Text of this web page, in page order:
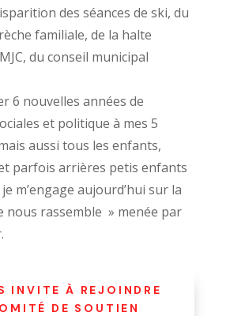
des séances de ski, du
familiale, de la halte
du conseil municipal
6 nouvelles années de
et politique à mes 5
aussi tous les enfants,
parfois arrières petis enfants
m’engage aujourd’hui sur la
nous rassemble » menée par
INVITE À REJOINDRE
DE SOUTIEN